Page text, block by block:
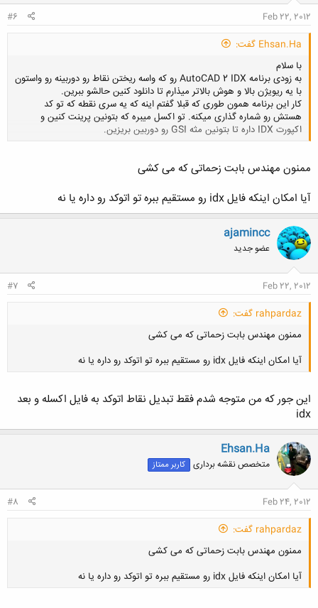
Feb 22, 2012
#6
Ehsan.Ha گفت:
با سلام
به زودی برنامه AutoCAD 2 IDX رو که واسه ریختن نقاط رو دوربینه رو واستون
با یه ریویژن بالا و هوش بالاتر میذارم تا دانلود کنین حالشو ببرین.
کار این برنامه همون طوری که قبلا گفتم اینه که یه سری نقطه که تو کد
هستش رو شماره گذاری میکنه. تو اکسل میبره که بتونین پرینت کنین و
اکپورت IDX داره تا بتونین مثه GSI رو دوربین بریزین.
کلیک کنید تا باز شود...
ممنون مهندس بابت زحماتی که می کشی
آیا امکان اینکه فایل idx رو مستقیم ببره تو اتوکد رو داره یا نه
ajamincc
عضو جدید
Feb 22, 2012
#7
rahpardaz گفت:
ممنون مهندس بابت زحماتی که می کشی
آیا امکان اینکه فایل idx رو مستقیم ببره تو اتوکد رو داره یا نه
کلیک کنید تا باز شود...
اين جور كه من متوجه شدم فقط تبديل نقاط اتوكد به فايل اكسله و بعد
idx
Ehsan.Ha
متخصص نقشه برداری کاربر ممتاز
Feb 24, 2012
#8
rahpardaz گفت:
ممنون مهندس بابت زحماتی که می کشی
آیا امکان اینکه فایل idx رو مستقیم ببره تو اتوکد رو داره یا نه